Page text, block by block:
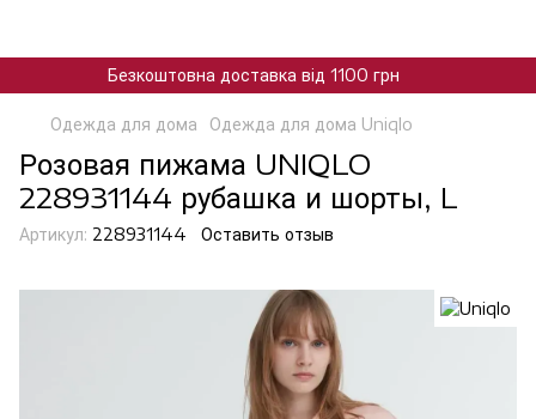
Безкоштовна доставка від 1100 грн
Одежда для дома Одежда для дома Uniqlo
Розовая пижама UNIQLO
228931144 рубашка и шорты, L
Артикул: 228931144 Оставить отзыв